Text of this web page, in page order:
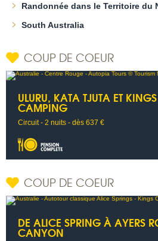
Randonnée dans le Territoire du
South Australia
COUP DE COEUR
ULURU, KATA TJUTA ET
CAMPING
Circuit - 2 nuits - dès 637 €
COUP DE COEUR
DE ALICE SPRING À AYERS
CANYON